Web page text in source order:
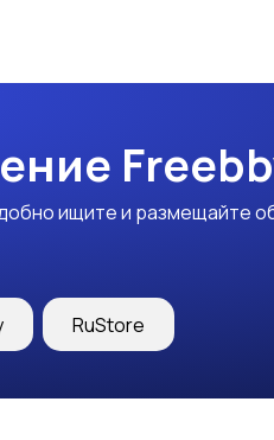
ищите и размещайте
RuStore